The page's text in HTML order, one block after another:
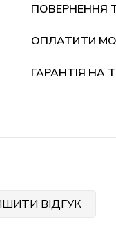
ПОВЕРНЕННЯ
ОПЛАТИТИ
ГАРАНТІЯ НА
ВІДГУК